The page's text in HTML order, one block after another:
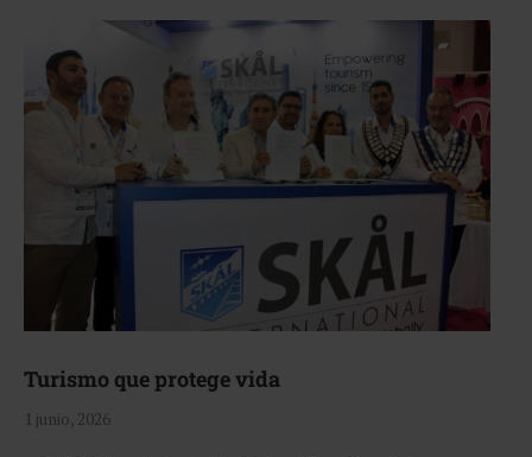
Turismo que protege vida
1 junio, 2026